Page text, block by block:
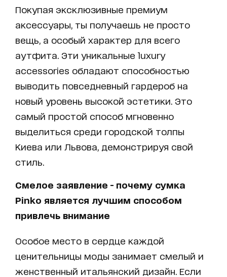
Покупая эксклюзивные премиум
аксессуары, ты получаешь не просто
вещь, а особый характер для всего
аутфита. Эти уникальные luxury
accessories обладают способностью
выводить повседневный гардероб на
новый уровень высокой эстетики. Это
самый простой способ мгновенно
выделиться среди городской толпы
Киева или Львова, демонстрируя свой
стиль.
Смелое заявление - почему сумка
Pinko является лучшим способом
привлечь внимание
Особое место в сердце каждой
ценительницы моды занимает смелый и
женственный итальянский дизайн. Если